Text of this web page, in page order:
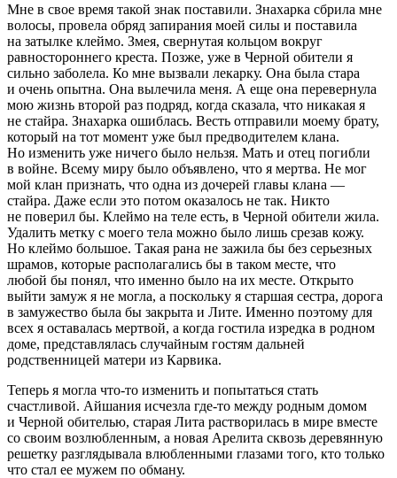
Мне в свое время такой знак поставили. Знахарка сбрила мне
волосы, провела обряд запирания моей силы и поставила
на затылке клеймо. Змея, свернутая кольцом вокруг
равностороннего креста. Позже, уже в Черной обители я
сильно заболела. Ко мне вызвали лекарку. Она была стара
и очень опытна. Она вылечила меня. А еще она перевернула
мою жизнь второй раз подряд, когда сказала, что никакая я
не стайра. Знахарка ошиблась. Весть отправили моему брату,
который на тот момент уже был предводителем клана.
Но изменить уже ничего было нельзя. Мать и отец погибли
в войне. Всему миру было объявлено, что я мертва. Не мог
мой клан признать, что одна из дочерей главы клана —
стайра. Даже если это потом оказалось не так. Никто
не поверил бы. Клеймо на теле есть, в Черной обители жила.
Удалить метку с моего тела можно было лишь срезав кожу.
Но клеймо большое. Такая рана не зажила бы без серьезных
шрамов, которые располагались бы в таком месте, что
любой бы понял, что именно было на их месте. Открыто
выйти замуж я не могла, а поскольку я старшая сестра, дорога
в замужество была бы закрыта и Лите. Именно поэтому для
всех я оставалась мертвой, а когда гостила изредка в родном
доме, представлялась случайным гостям дальней
родственницей матери из Карвика.
Теперь я могла что-то изменить и попытаться стать
счастливой. Айшания исчезла где-то между родным домом
и Черной обителью, старая Лита растворилась в мире вместе
со своим возлюбленным, а новая Арелита сквозь деревянную
решетку разглядывала влюбленными глазами того, кто только
что стал ее мужем по обману.